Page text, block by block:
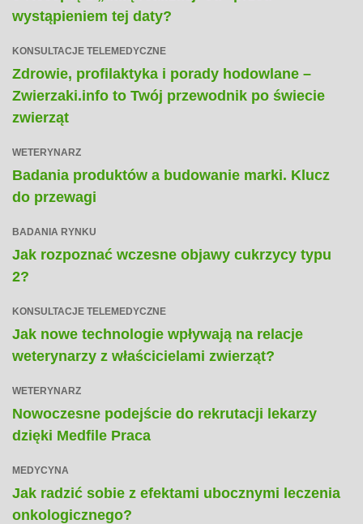
wystąpieniem tej daty?
KONSULTACJE TELEMEDYCZNE
Zdrowie, profilaktyka i porady hodowlane –
Zwierzaki.info to Twój przewodnik po świecie
zwierząt
WETERYNARZ
Badania produktów a budowanie marki. Klucz
do przewagi
BADANIA RYNKU
Jak rozpoznać wczesne objawy cukrzycy typu
2?
KONSULTACJE TELEMEDYCZNE
Jak nowe technologie wpływają na relacje
weterynarzy z właścicielami zwierząt?
WETERYNARZ
Nowoczesne podejście do rekrutacji lekarzy
dzięki Medfile Praca
MEDYCYNA
Jak radzić sobie z efektami ubocznymi leczenia
onkologicznego?